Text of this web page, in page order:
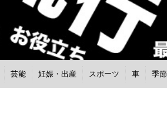
芸能 妊娠・出産 スポーツ 車 季節